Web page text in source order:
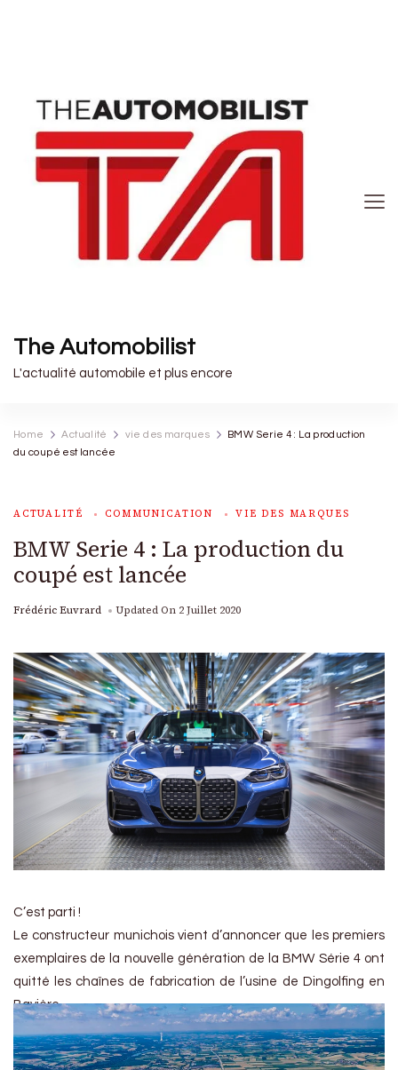
The Automobilist
L'actualité automobile et plus encore
Home Actualité vie des marques
BMW Serie 4 : La production
du coupé est lancée
ACTUALITÉ COMMUNICATION VIE DES MARQUES
BMW Serie 4 : La production du
coupé est lancée
Frédéric Euvrard Updated On 2 Juillet 2020
C’est parti !
Le constructeur munichois vient d’annoncer que les premiers
exemplaires de la nouvelle génération de la BMW Série 4 ont
quitté les chaînes de fabrication de l’usine de Dingolfing en
Bavière.